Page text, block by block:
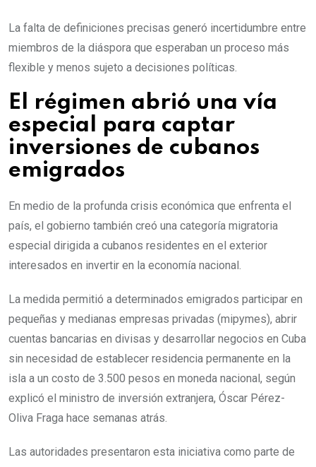
La falta de definiciones precisas generó incertidumbre entre
miembros de la diáspora que esperaban un proceso más
flexible y menos sujeto a decisiones políticas.
El régimen abrió una vía
especial para captar
inversiones de cubanos
emigrados
En medio de la profunda crisis económica que enfrenta el
país, el gobierno también creó una categoría migratoria
especial dirigida a cubanos residentes en el exterior
interesados en invertir en la economía nacional.
La medida permitió a determinados emigrados participar en
pequeñas y medianas empresas privadas (mipymes), abrir
cuentas bancarias en divisas y desarrollar negocios en Cuba
sin necesidad de establecer residencia permanente en la
isla a un costo de 3.500 pesos en moneda nacional, según
explicó el ministro de inversión extranjera, Óscar Pérez-
Oliva Fraga hace semanas atrás.
Las autoridades presentaron esta iniciativa como parte de